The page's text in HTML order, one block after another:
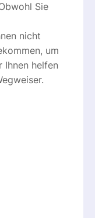
Sie
nicht
um
Ihnen helfen